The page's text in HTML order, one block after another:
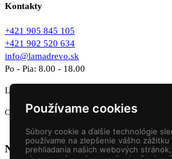
Používame cookies
Súbory cookie a ďalšie technológie
používame na zlepšenie vášho zážitku
prehliadania našich webových stránok,
Kontakty
+421 905 845 105
+421 902 520 634
info@lamadrevo.sk
Po - Pia: 8.00 - 18.00
LAMA DREVO SK s.r.o. Mlynská 980/65,
Copyright © 2015 - 2026 Lama Drevo s.r.o.
Nákupný košík